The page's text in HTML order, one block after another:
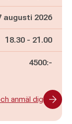
augusti 2026
Pågår mellan
18.30 - och
21.00
4500:-
anmäl dig